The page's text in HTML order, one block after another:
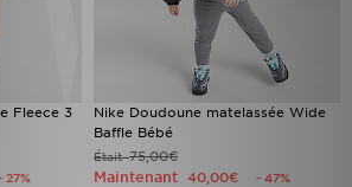
Fleece 3
27%
Nike Doudoune matelassée Wide
Baffle Bébé
Était75,00€
Maintenant 40,00€ - 47%